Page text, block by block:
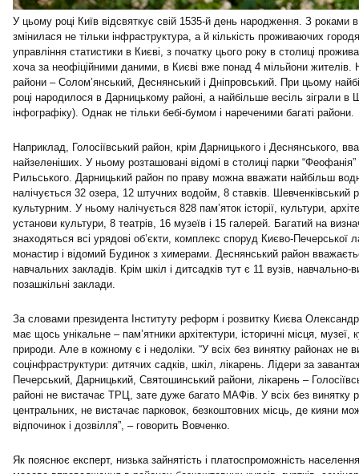
У цьому році Київ відсвяткує свій 1535-й день народження. З роками в
змінилася не тільки інфраструктура, а й кількість проживаючих
управління статистики в Києві, з початку цього року в столиці
хоча за неофіційними даними, в Києві вже понад 4 мільйони жителів.
райони – Солом’янський, Деснянський і Дніпровський.
При цьому
році народилося в Дарницькому районі, а найбільше весіль зіграли в
інфографіку). Однак не тільки бебі-бумом і нареченими багаті райони.
Наприклад, Голосіївський район, крім Дарницького і Деснянського,
найзеленіших. У ньому розташовані відомі в столиці парки
Рильського. Дарницький район по праву можна вважати найбільш
налічується 32 озера, 12 штучних водойм, 8 ставків.
культурним. У ньому налічується 828 пам’яток історії, культури,
установи культури, 8 театрів, 16 музеїв і 15 галерей.
Багатий на
знаходяться всі урядові об’єкти, комплекс споруд Києво-Печерської
монастир і відомий Будинок з химерами. Деснянський район
навчальних закладів.
Крім шкіл і дитсадків тут є 11 вузів, навчально-
позашкільні заклади.
За словами президента Інституту реформ і розвитку Києва
має щось унікальне – пам’ятники архітектури, історичні місця, музеї,
природи. Але в кожному є і недоліки. “У всіх без винятку районах не
соцінфраструктури: дитячих садків, шкіл, лікарень. Лідери за
Печерський, Дарницький, Святошинський райони, лікарень –
районі не вистачає ТРЦ, зате дуже багато МАФів. У всіх без винятку
центральних, не вистачає парковок, безкоштовних місць, де кияни
відпочинок і дозвілля”, – говорить Вовченко.
Як пояснює експерт, низька зайнятість і платоспроможність